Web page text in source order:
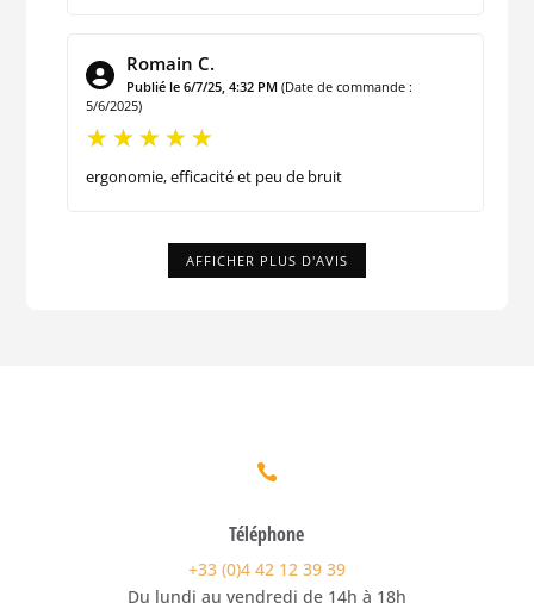
Romain C.
Publié le 6/7/25, 4:32 PM (Date de commande :
5/6/2025)
ergonomie, efficacité et peu de bruit
AFFICHER PLUS D'AVIS

Téléphone
+33 (0)4 42 12 39 39
Du lundi au vendredi de 14h à 18h